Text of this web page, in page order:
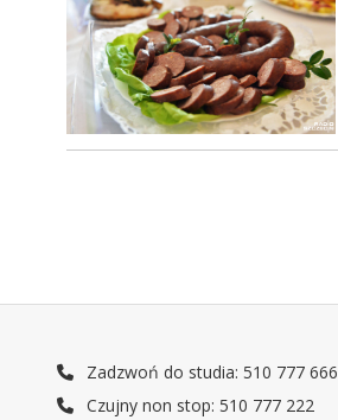
Zadzwoń do studia: 510 777 666
Czujny non stop: 510 777 222